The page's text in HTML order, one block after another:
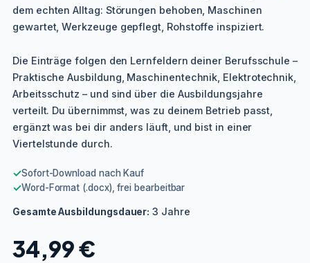
dem echten Alltag: Störungen behoben, Maschinen
gewartet, Werkzeuge gepflegt, Rohstoffe inspiziert.
Die Einträge folgen den Lernfeldern deiner Berufsschule –
Praktische Ausbildung, Maschinentechnik, Elektrotechnik,
Arbeitsschutz – und sind über die Ausbildungsjahre
verteilt. Du übernimmst, was zu deinem Betrieb passt,
ergänzt was bei dir anders läuft, und bist in einer
Viertelstunde durch.
✓Sofort-Download nach Kauf
✓Word-Format (.docx), frei bearbeitbar
Gesamte Ausbildungsdauer: 3 Jahre
34,99€